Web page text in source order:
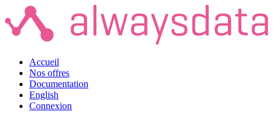
Accueil
Nos offres
Documentation
English
Connexion